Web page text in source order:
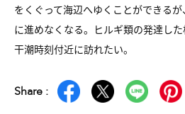
をくぐって海辺へゆくことができる
に進めなくなる。ヒルギ類の発達した
干潮時刻付近に訪れたい。
Share :